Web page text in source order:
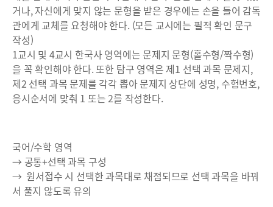
거나, 자신에게 맞지 않는 문형을 받은 경우에는 손을 들어 감독
관에게 교체를 요청해야 한다. (모든 교시에는 필적 확인 문구
작성)
1교시 및 4교시 한국사 영역에는 문제지 문형(홀수형/짝수형)
을 꼭 확인해야 한다. 또한 탐구 영역은 제1 선택 과목 문제지,
제2 선택 과목 문제를 각각 뽑아 문제지 상단에 성명, 수험번호,
응시순서에 맞춰 1 또는 2를 작성한다.
국어/수학 영역
→ 공통+선택 과목 구성
→ 원서접수 시 선택한 과목대로 채점되므로 선택 과목을 바꿔
서 풀지 않도록 유의